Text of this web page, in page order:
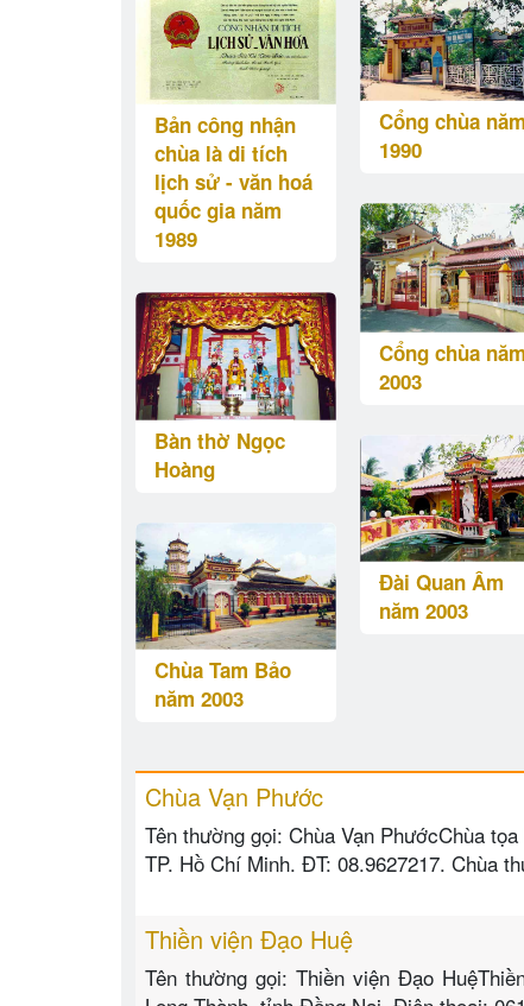
Bản công nhận
chùa là di tích
lịch sử - văn hoá
quốc gia năm
1989
Bàn thờ Ngọc
Hoàng
Chùa Tam Bảo
năm 2003
Cổng chùa năm
1990
Cổng chùa năm
2003
Đài Quan Âm
năm 2003
Chùa Vạn Phước
Tên thường gọi: Chùa Vạn PhướcChùa
TP. Hồ Chí Minh. ĐT: 08.9627217. Chùa
Thiền viện Đạo Huệ
Tên thường gọi: Thiền viện Đạo